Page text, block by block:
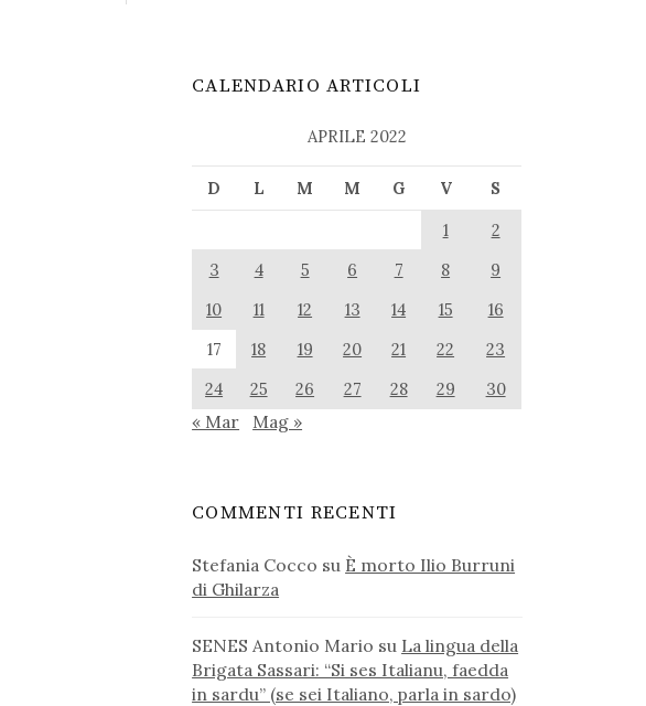
CALENDARIO ARTICOLI
APRILE 2022
D L M M G V
S
1
2
3
4 5 6 7 8
9
10
11 12 13 14 15
16
17
18 19 20 21 22
23
24
25 26 27 28 29 30
« Mar Mag »
COMMENTI RECENTI
Stefania Cocco su È morto Ilio Burruni
di Ghilarza
SENES Antonio Mario su La lingua della
Brigata Sassari: “Si ses Italianu, faedda
in sardu” (se sei Italiano, parla in sardo)